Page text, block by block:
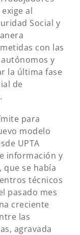
al
Social y
con las
y
la última fase
de
para
modelo
UPTA
información y
se había
técnicos
pasado mes
creciente
las
agravada